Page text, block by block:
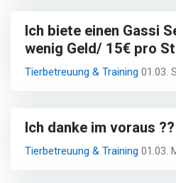
Ich biete einen Gassi
wenig Geld/ 15€ pro
Tierbetreuung & Training 01.03.
Ich danke im voraus ??
Tierbetreuung & Training 01.03.